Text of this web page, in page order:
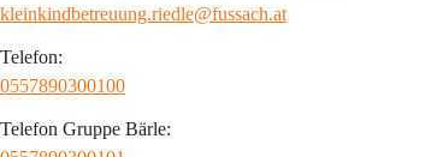
kleinkindbetreuung.riedle@fussach.at
Telefon:
0557890300100
Telefon Gruppe Bärle: